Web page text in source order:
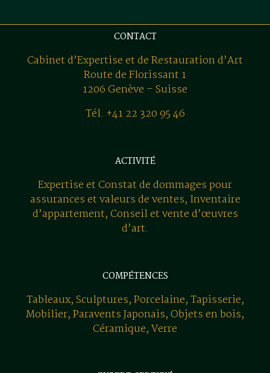
CONTACT
Cabinet d’Expertise et de Restauration d’Art
Route de Florissant 1
1206 Genève – Suisse
Tél. +41 22 320 95 46
ACTIVITÉ
Expertise et Constat de dommages pour
assurances et valeurs de ventes, Inventaire
d’appartement, Conseil et vente d’œuvres
d’art.
COMPÉTENCES
Tableaux, Sculptures, Porcelaine, Tapisserie,
Mobilier, Paravents Japonais, Objets en bois,
Céramique, Verre